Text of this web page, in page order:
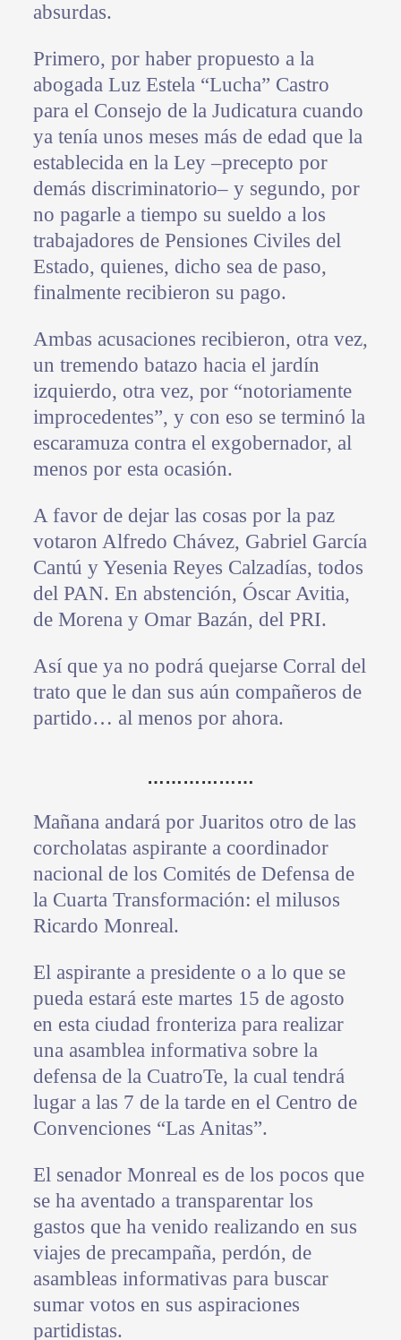
absurdas.
Primero, por haber propuesto a la
abogada Luz Estela “Lucha” Castro
para el Consejo de la Judicatura cuando
ya tenía unos meses más de edad que la
establecida en la Ley –precepto por
demás discriminatorio– y segundo, por
no pagarle a tiempo su sueldo a los
trabajadores de Pensiones Civiles del
Estado, quienes, dicho sea de paso,
finalmente recibieron su pago.
Ambas acusaciones recibieron, otra vez,
un tremendo batazo hacia el jardín
izquierdo, otra vez, por “notoriamente
improcedentes”, y con eso se terminó la
escaramuza contra el exgobernador, al
menos por esta ocasión.
A favor de dejar las cosas por la paz
votaron Alfredo Chávez, Gabriel García
Cantú y Yesenia Reyes Calzadías, todos
del PAN. En abstención, Óscar Avitia,
de Morena y Omar Bazán, del PRI.
Así que ya no podrá quejarse Corral del
trato que le dan sus aún compañeros de
partido… al menos por ahora.
………………
Mañana andará por Juaritos otro de las
corcholatas aspirante a coordinador
nacional de los Comités de Defensa de
la Cuarta Transformación: el milusos
Ricardo Monreal.
El aspirante a presidente o a lo que se
pueda estará este martes 15 de agosto
en esta ciudad fronteriza para realizar
una asamblea informativa sobre la
defensa de la CuatroTe, la cual tendrá
lugar a las 7 de la tarde en el Centro de
Convenciones “Las Anitas”.
El senador Monreal es de los pocos que
se ha aventado a transparentar los
gastos que ha venido realizando en sus
viajes de precampaña, perdón, de
asambleas informativas para buscar
sumar votos en sus aspiraciones
partidistas.